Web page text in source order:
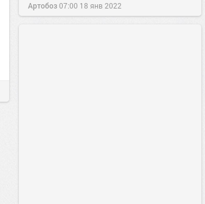
Артобоз07:00 18 янв 2022